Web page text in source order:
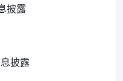
披露
披露